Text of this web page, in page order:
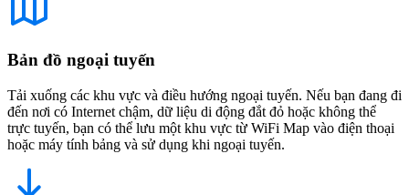
Bản đồ ngoại tuyến
Tải xuống các khu vực và điều hướng ngoại tuyến. Nếu bạn đang đi
đến nơi có Internet chậm, dữ liệu di động đắt đỏ hoặc không thể
trực tuyến, bạn có thể lưu một khu vực từ WiFi Map vào điện thoại
hoặc máy tính bảng và sử dụng khi ngoại tuyến.